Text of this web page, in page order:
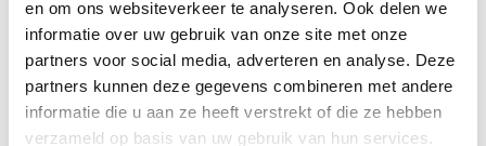
en om ons websiteverkeer te analyseren. Ook delen we
informatie over uw gebruik van onze site met onze
partners voor social media, adverteren en analyse. Deze
partners kunnen deze gegevens combineren met andere
informatie die u aan ze heeft verstrekt of die ze hebben
verzameld op basis van uw gebruik van hun services.
De wijnvaten van Zwitserse makelij maken deel uit van Hotel
De Vrouwe van Stavoren dat naast reguliere kamers ook
accommodatie in originele wijnvaten biedt.
12 Wijnvaten